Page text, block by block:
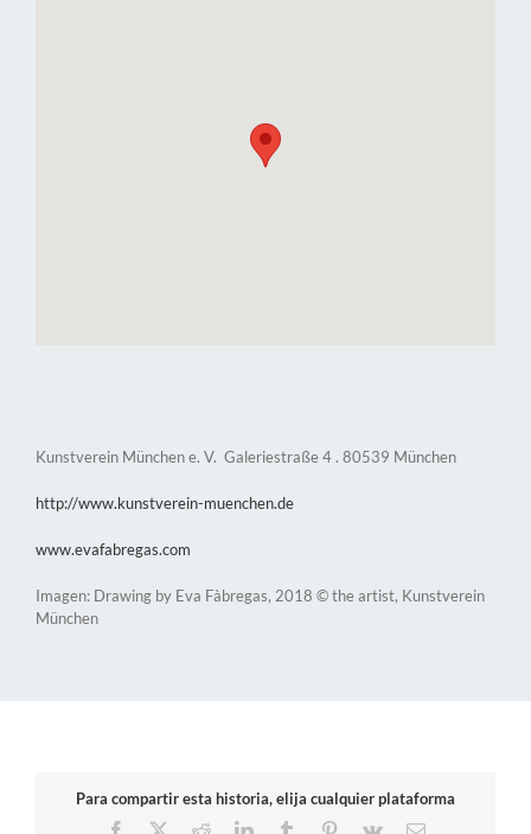
Kunstverein München e. V. Galeriestraße 4 . 80539 München
http://www.kunstverein-muenchen.de
www.evafabregas.com
Imagen: Drawing by Eva Fàbregas, 2018 © the artist, Kunstverein
München
Para compartir esta historia, elija cualquier plataforma
Facebook
RedditLinkedInTumblr Pinterest
Vk Correo